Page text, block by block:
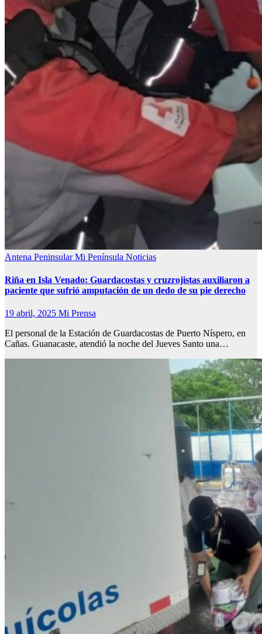
Antena PeninsularMi Península Noticias
Riña en Isla Venado: Guardacostas y cruzrojistas auxiliaron a
paciente que sufrió amputación de un dedo de su pie derecho
19 abril, 2025 Mi Prensa
El personal de la Estación de Guardacostas de Puerto Níspero, en
Cañas. Guanacaste, atendió la noche del Jueves Santo una…